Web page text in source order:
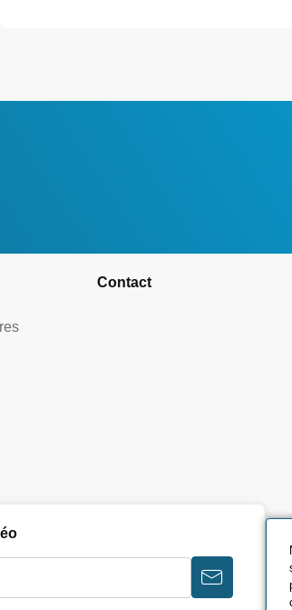
Contact